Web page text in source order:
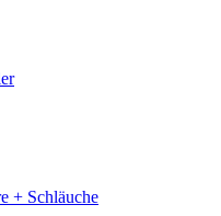
+ Schläuche